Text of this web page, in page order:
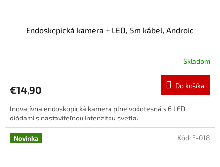
Endoskopická kamera + LED, 5m kábel, Android
Skladom
€14,90 Do košíka
Inovatívna endoskopická kamera plne vodotesná s 6 LED
diódami s nastaviteľnou intenzitou svetla.
Novinka Kód: E-018